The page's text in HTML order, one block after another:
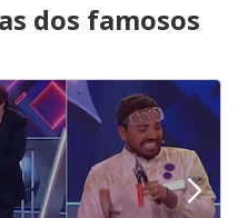
dos famosos